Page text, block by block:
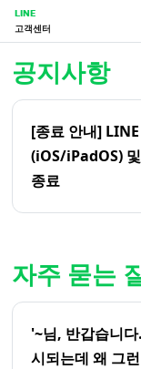
LINE
고객센터
공지사항
[종료 안내]
(iOS/iPadOS)
종료
자주 묻는
'~님, 반갑습니
시되는데 왜 그